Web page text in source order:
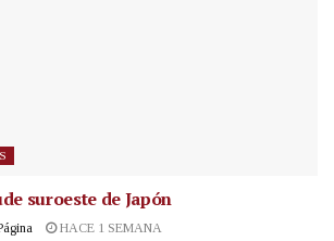
suroeste de Japón
HACE 1 SEMANA